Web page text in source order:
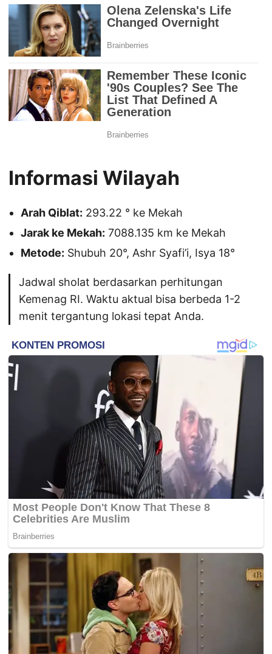
Informasi Wilayah
Arah Qiblat: 293.22 ° ke Mekah
Jarak ke Mekah: 7088.135 km ke Mekah
Metode: Shubuh 20°, Ashr Syafi’i, Isya 18°
Jadwal sholat berdasarkan perhitungan
Kemenag RI. Waktu aktual bisa berbeda 1-2
menit tergantung lokasi tepat Anda.